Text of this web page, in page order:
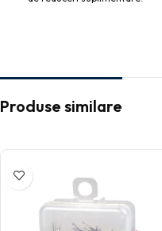
Produse similare